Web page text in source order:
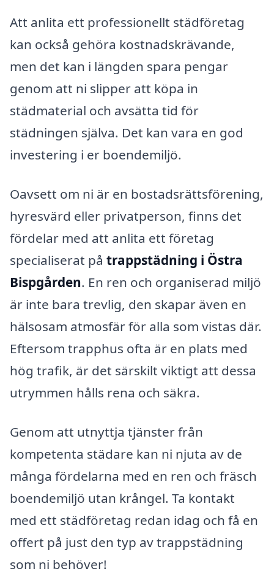
Att anlita ett professionellt städföretag
kan också gehöra kostnadskrävande,
men det kan i längden spara pengar
genom att ni slipper att köpa in
städmaterial och avsätta tid för
städningen själva. Det kan vara en god
investering i er boendemiljö.
Oavsett om ni är en bostadsrättsförening,
hyresvärd eller privatperson, finns det
fördelar med att anlita ett företag
specialiserat på trappstädning i Östra
Bispgården. En ren och organiserad miljö
är inte bara trevlig, den skapar även en
hälsosam atmosfär för alla som vistas där.
Eftersom trapphus ofta är en plats med
hög trafik, är det särskilt viktigt att dessa
utrymmen hålls rena och säkra.
Genom att utnyttja tjänster från
kompetenta städare kan ni njuta av de
många fördelarna med en ren och fräsch
boendemiljö utan krångel. Ta kontakt
med ett städföretag redan idag och få en
offert på just den typ av trappstädning
som ni behöver!